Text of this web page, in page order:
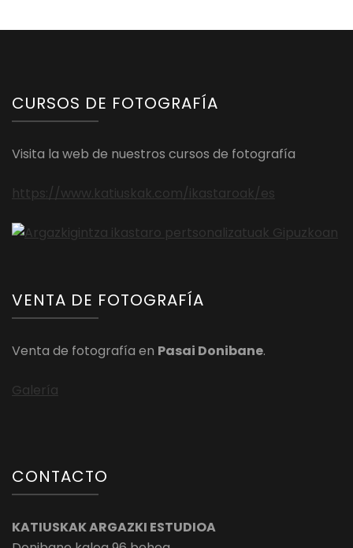
CURSOS DE FOTOGRAFÍA
Visita la web de nuestros cursos de fotografía
https://www.katiuskak.com/ikastaroak/es
VENTA DE FOTOGRAFÍA
Venta de fotografía en Pasai Donibane.
Galería
CONTACTO
KATIUSKAK ARGAZKI ESTUDIOA